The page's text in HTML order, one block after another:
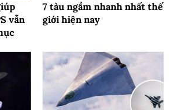
vẫn
7 tàu ngầm nhanh nhất thế
giới hiện nay